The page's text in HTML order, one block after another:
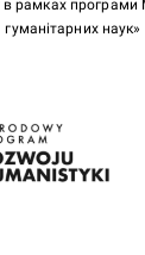
рамках програми
гуманітарних